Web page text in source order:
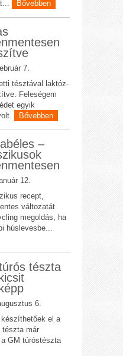
Bővebben
7.
tésztával laktóz-
Feleségem
egyik
Bővebben
–
12.
recept,
változatát
megoldás, ha
húslevesbe...
tészta
6.
el a
tészta már
GM túróstészta